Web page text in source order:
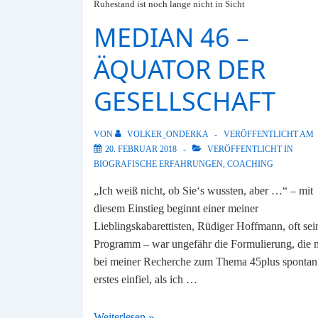
Ruhestand ist noch lange nicht in Sicht
MEDIAN 46 –
ÄQUATOR DER
GESELLSCHAFT
VON VOLKER_ONDERKA
VERÖFFENTLICHT AM
20. FEBRUAR 2018
VERÖFFENTLICHT IN
BIOGRAFISCHE ERFAHRUNGEN, COACHING
„Ich weiß nicht, ob Sie‘s wussten, aber …“ – mit
diesem Einstieg beginnt einer meiner
Lieblingskabarettisten, Rüdiger Hoffmann, oft
Programm – war ungefähr die Formulierung, die
bei meiner Recherche zum Thema 45plus
erstes einfiel, als ich …